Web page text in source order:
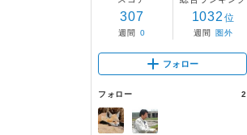
307
週間 0
1032 位
週間 圏外
フォロー
フォロー 2